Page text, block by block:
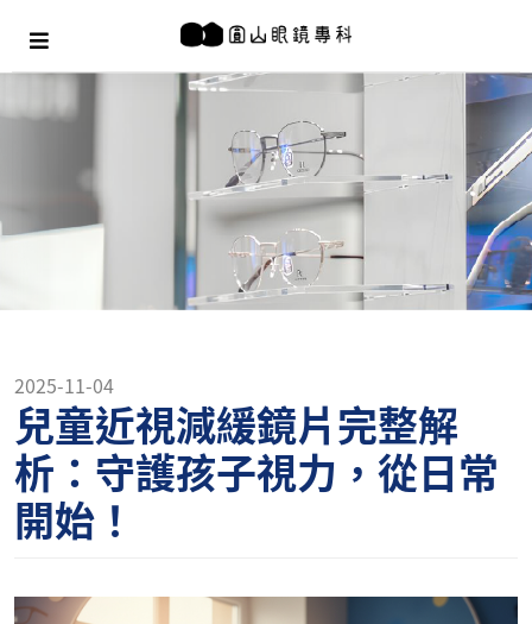
2025-11-04
兒童近視減緩鏡片完整解
析：守護孩子視力，從日常
開始！